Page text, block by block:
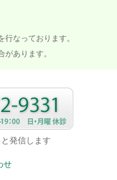
行なっております。
あります。
発信します
せ